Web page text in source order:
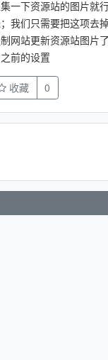
一下资源站的图片就
我们只需要把这项去
网站更新资源站图片了
前的设置
收藏 0